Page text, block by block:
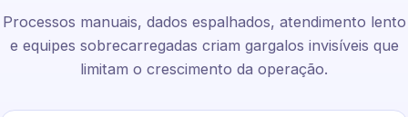
Processos manuais, dados espalhados, atendimento lento
e equipes sobrecarregadas criam gargalos invisíveis que
limitam o crescimento da operação.